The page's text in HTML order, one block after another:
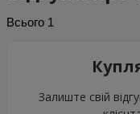
Всього 1
Залиште свій